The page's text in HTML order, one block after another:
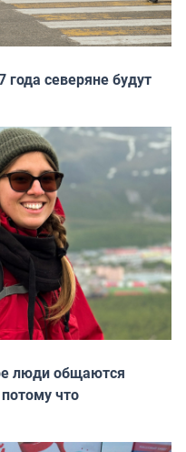
года северяне будут
люди общаются
что